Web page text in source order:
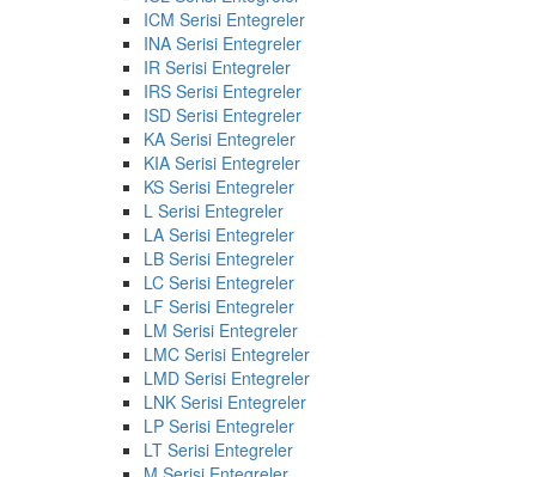
ICM Serisi Entegreler
INA Serisi Entegreler
IR Serisi Entegreler
IRS Serisi Entegreler
ISD Serisi Entegreler
KA Serisi Entegreler
KIA Serisi Entegreler
KS Serisi Entegreler
L Serisi Entegreler
LA Serisi Entegreler
LB Serisi Entegreler
LC Serisi Entegreler
LF Serisi Entegreler
LM Serisi Entegreler
LMC Serisi Entegreler
LMD Serisi Entegreler
LNK Serisi Entegreler
LP Serisi Entegreler
LT Serisi Entegreler